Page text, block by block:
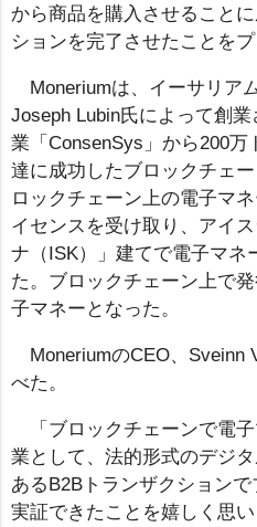
から商品を購入させること
ションを完了させたことを
Moneriumは、イーサリア
Joseph Lubin氏によって創
業「ConsenSys」から200万
達に成功したブロックチェ
ロックチェーン上の電子マ
イセンスを受け取り、アイ
ナ（ISK）」建てで電子マネ
た。ブロックチェーン上で
子マネーとなった。
MoneriumのCEO、Sveinn
べた。
「ブロックチェーンで電
業として、法的形式のデジ
あるB2Bトランザクション
実証できたことを嬉しく思